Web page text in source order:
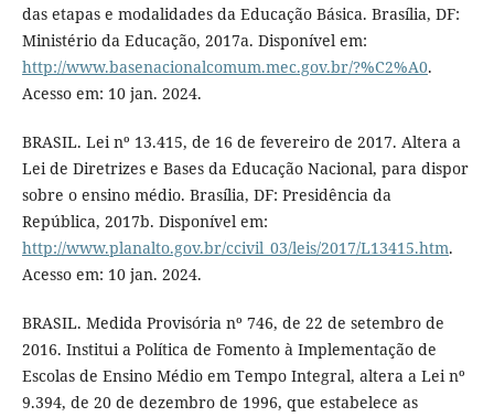
das etapas e modalidades da Educação Básica. Brasília, DF:
Ministério da Educação, 2017a. Disponível em:
http://www.basenacionalcomum.mec.gov.br/?%C2%A0.
Acesso em: 10 jan. 2024.
BRASIL. Lei nº 13.415, de 16 de fevereiro de 2017. Altera a
Lei de Diretrizes e Bases da Educação Nacional, para dispor
sobre o ensino médio. Brasília, DF: Presidência da
República, 2017b. Disponível em:
http://www.planalto.gov.br/ccivil_03/leis/2017/L13415.htm.
Acesso em: 10 jan. 2024.
BRASIL. Medida Provisória nº 746, de 22 de setembro de
2016. Institui a Política de Fomento à Implementação de
Escolas de Ensino Médio em Tempo Integral, altera a Lei nº
9.394, de 20 de dezembro de 1996, que estabelece as